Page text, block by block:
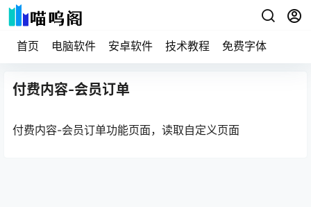
首页 电脑软件 安卓软件 技术教程 免费字体
付费内容-会员订单
付费内容-会员订单功能页面，读取自定义页面